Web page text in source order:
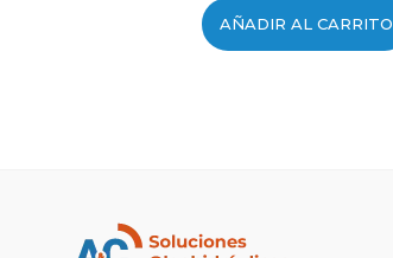
AÑADIR AL CARRITO